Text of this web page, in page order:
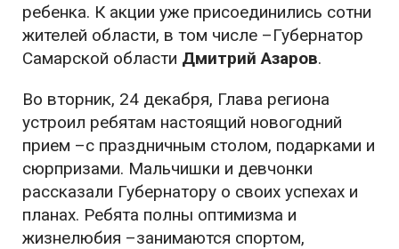
ребенка. К акции уже присоединились сотни
жителей области, в том числе –Губернатор
Самарской области Дмитрий Азаров.
Во вторник, 24 декабря, Глава региона
устроил ребятам настоящий новогодний
прием –с праздничным столом, подарками и
сюрпризами. Мальчишки и девчонки
рассказали Губернатору о своих успехах и
планах. Ребята полны оптимизма и
жизнелюбия –занимаются спортом,